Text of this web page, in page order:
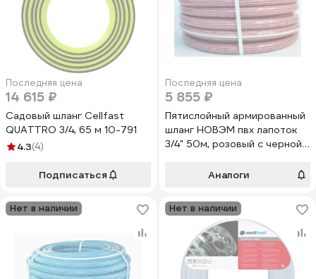
Последняя цена
14 615 ₽
Садовый шланг Cellfast
QUATTRO 3/4, 65 м 10-791
4.3(4)
Подписаться
Последняя цена
5 855 ₽
Пятислойный армированный
шланг НОВЭМ пвх лапоток
3/4" 50м, розовый с черной
с черной нитью
Аналоги
Нет в наличии Нет в наличии